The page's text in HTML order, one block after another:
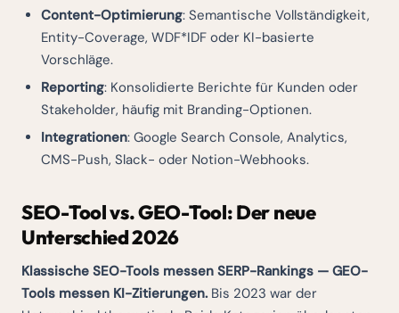
Content-Optimierung: Semantische Vollständigkeit,
Entity-Coverage, WDF*IDF oder KI-basierte
Vorschläge.
Reporting: Konsolidierte Berichte für Kunden oder
Stakeholder, häufig mit Branding-Optionen.
Integrationen: Google Search Console, Analytics,
CMS-Push, Slack- oder Notion-Webhooks.
SEO-Tool vs. GEO-Tool: Der neue
Unterschied 2026
Klassische SEO-Tools messen SERP-Rankings — GEO-
Tools messen KI-Zitierungen.Bis 2023 war der